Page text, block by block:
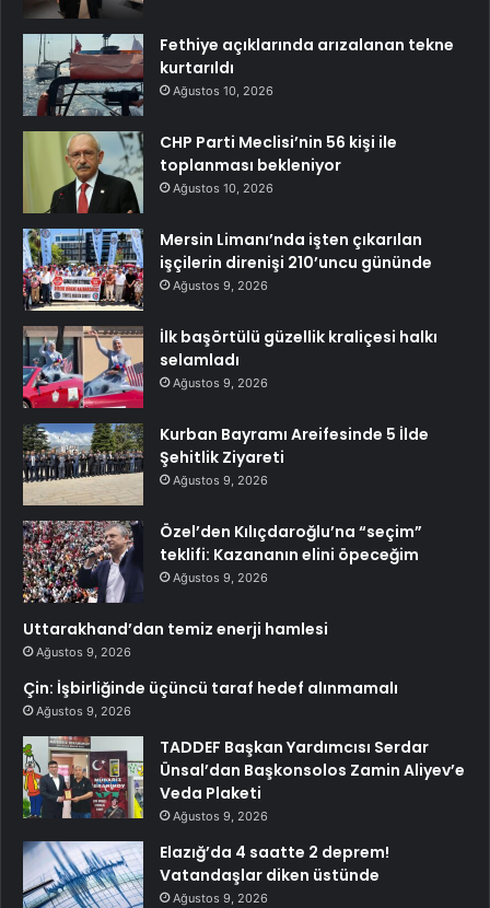
Fethiye açıklarında arızalanan tekne
kurtarıldı
Ağustos 10, 2026
CHP Parti Meclisi’nin 56 kişi ile
toplanması bekleniyor
Ağustos 10, 2026
Mersin Limanı’nda işten çıkarılan
işçilerin direnişi 210’uncu gününde
Ağustos 9, 2026
İlk başörtülü güzellik kraliçesi halkı
selamladı
Ağustos 9, 2026
Kurban Bayramı Areifesinde 5 İlde
Şehitlik Ziyareti
Ağustos 9, 2026
Özel’den Kılıçdaroğlu’na “seçim”
teklifi: Kazananın elini öpeceğim
Ağustos 9, 2026
Uttarakhand’dan temiz enerji hamlesi
Ağustos 9, 2026
Çin: İşbirliğinde üçüncü taraf hedef alınmamalı
Ağustos 9, 2026
TADDEF Başkan Yardımcısı Serdar
Ünsal’dan Başkonsolos Zamin Aliyev’e
Veda Plaketi
Ağustos 9, 2026
Elazığ’da 4 saatte 2 deprem!
Vatandaşlar diken üstünde
Ağustos 9, 2026